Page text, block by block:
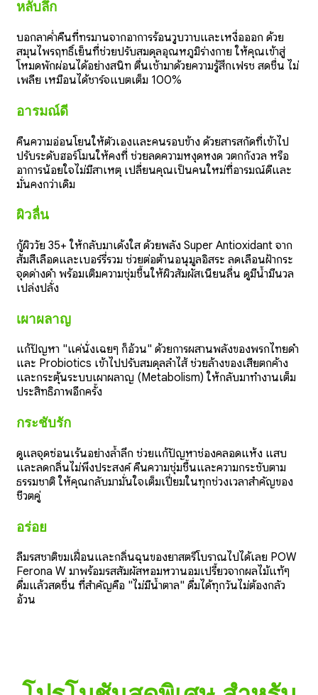
หลับลึก
บอกลาค่ำคืนที่ทรมานจากอาการร้อนวูบวาบและเหงื่อออก ด้วย
สมุนไพรฤทธิ์เย็นที่ช่วยปรับสมดุลอุณหภูมิร่างกาย ให้คุณเข้าสู่
โหมดพักผ่อนได้อย่างสนิท ตื่นเช้ามาด้วยความรู้สึกเฟรช สดชื่น ไม่
เพลีย เหมือนได้ชาร์จแบตเต็ม 100%
อารมณ์ดี
คืนความอ่อนโยนให้ตัวเองและคนรอบข้าง ด้วยสารสกัดที่เข้าไป
ปรับระดับฮอร์โมนให้คงที่ ช่วยลดความหงุดหงิด วิตกกังวล หรือ
อาการน้อยใจไม่มีสาเหตุ เปลี่ยนคุณเป็นคนใหม่ที่อารมณ์ดีและ
มั่นคงกว่าเดิม
ผิวลื่น
กู้ผิววัย 35+ ให้กลับมาเด้งใส ด้วยพลัง Super Antioxidant จาก
ส้มสีเลือดและเบอร์รี่รวม ช่วยต่อต้านอนุมูลอิสระ ลดเลือนฝ้ากระ
จุดด่างดำ พร้อมเติมความชุ่มชื้นให้ผิวสัมผัสเนียนลื่น ดูมีน้ำมีนวล
เปล่งปลั่ง
เผาผลาญ
แก้ปัญหา "แค่นั่งเฉยๆ ก็อ้วน" ด้วยการผสานพลังของพริกไทยดำ
และ Probiotics เข้าไปปรับสมดุลลำไส้ ช่วยล้างของเสียตกค้าง
และกระตุ้นระบบเผาผลาญ (Metabolism) ให้กลับมาทำงานเต็ม
ประสิทธิภาพอีกครั้ง
กระชับรัก
ดูแลจุดซ่อนเร้นอย่างล้ำลึก ช่วยแก้ปัญหาช่องคลอดแห้ง แสบ
และลดกลิ่นไม่พึงประสงค์ คืนความชุ่มชื้นและความกระชับตาม
ธรรมชาติ ให้คุณกลับมามั่นใจเต็มเปี่ยมในทุกช่วงเวลาสำคัญของ
ชีวิตคู่
อร่อย
ลืมรสชาติขมเฝื่อนและกลิ่นฉุนของยาสตรีโบราณไปได้เลย POW
Ferona W มาพร้อมรสสัมผัสหอมหวานอมเปรี้ยวจากผลไม้แท้ๆ
ดื่มแล้วสดชื่น ที่สำคัญคือ "ไม่มีน้ำตาล" ดื่มได้ทุกวันไม่ต้องกลัว
อ้วน